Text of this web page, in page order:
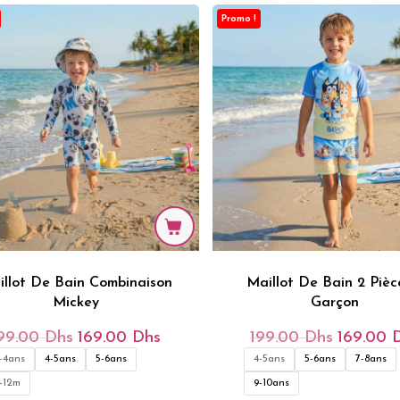
De Bain Combinaison
Mickey
Dhs Le
Prix
Initial
169.00 Dhs
4ans 4-5ans 5-6ans
12m
Promo !
Maillot De Bain 2
Garçon
199.00Dhs Le
Prix
Initial
169.00
4-5ans 5-6ans 7-8ans
9-10ans